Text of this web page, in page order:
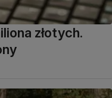
złotych.